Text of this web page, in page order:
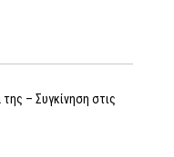
– Συγκίνηση στις